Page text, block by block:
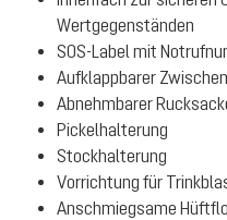
Wertgegenständen
SOS-Label mit
Aufklappbarer
Abnehmbarer
Pickelhalterung
Stockhalterung
Vorrichtung für
Anschmiegsame